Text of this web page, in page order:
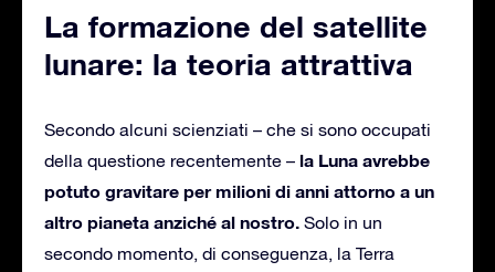
La formazione del satellite
lunare: la teoria attrattiva
Secondo alcuni scienziati – che si sono occupati
della questione recentemente – la Luna avrebbe
potuto gravitare per milioni di anni attorno a un
altro pianeta anziché al nostro. Solo in un
secondo momento, di conseguenza, la Terra